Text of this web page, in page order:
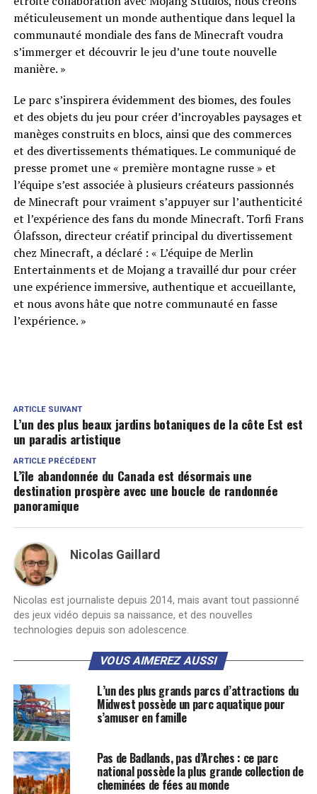
méticuleusement un monde authentique dans lequel la
communauté mondiale des fans de Minecraft voudra
s’immerger et découvrir le jeu d’une toute nouvelle
manière. »
Le parc s’inspirera évidemment des biomes, des foules
et des objets du jeu pour créer d’incroyables paysages et
manèges construits en blocs, ainsi que des commerces
et des divertissements thématiques. Le communiqué de
presse promet une « première montagne russe » et
l’équipe s’est associée à plusieurs créateurs passionnés
de Minecraft pour vraiment s’appuyer sur l’authenticité
et l’expérience des fans du monde Minecraft. Torfi Frans
Ólafsson, directeur créatif principal du divertissement
chez Minecraft, a déclaré : « L’équipe de Merlin
Entertainments et de Mojang a travaillé dur pour créer
une expérience immersive, authentique et accueillante,
et nous avons hâte que notre communauté en fasse
l’expérience. »
ARTICLE SUIVANT
L’un des plus beaux jardins botaniques de la côte Est est
un paradis artistique
ARTICLE PRÉCÉDENT
L’île abandonnée du Canada est désormais une
destination prospère avec une boucle de randonnée
panoramique
Nicolas Gaillard
Nicolas est journaliste depuis 2014, mais avant tout passionné
des jeux vidéo depuis sa naissance, et des nouvelles
technologies depuis son adolescence.
VOUS AIMEREZ AUSSI
L’un des plus grands parcs d’attractions du
Midwest possède un parc aquatique pour
s’amuser en famille
Pas de Badlands, pas d’Arches : ce parc
national possède la plus grande collection de
cheminées de fées au monde